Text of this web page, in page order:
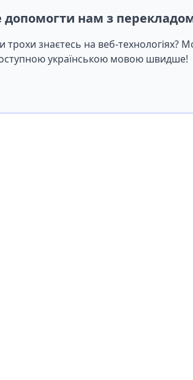
нам з
трохи знаєтесь на веб-
українською мовою швидше!